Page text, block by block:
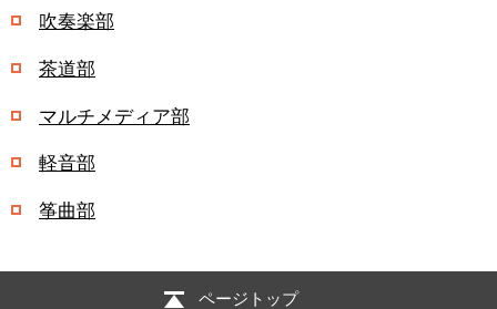
吹奏楽部
茶道部
マルチメディア部
軽音部
筝曲部
ページトップ